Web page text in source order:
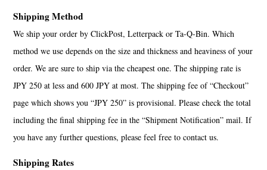
Shipping Method
We ship your order by ClickPost, Letterpack or Ta-Q-Bin. Which
method we use depends on the size and thickness and heaviness of your
order. We are sure to ship via the cheapest one. The shipping rate is
JPY 250 at less and 600 JPY at most. The shipping fee of “Checkout”
page which shows you “JPY 250” is provisional. Please check the total
including the final shipping fee in the “Shipment Notification” mail. If
you have any further questions, please feel free to contact us.
Shipping Rates